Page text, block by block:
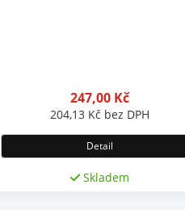
247,00 Kč
204,13 Kč bez DPH
Detail
Skladem